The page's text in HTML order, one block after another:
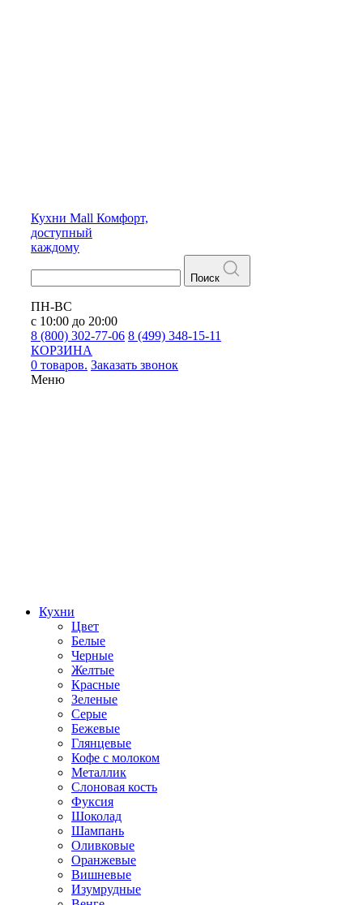
Кухни Mall Комфорт,
доступный
каждому
Поиск
ПН-ВС
с 10:00 до 20:00
8 (800) 302-77-06 8 (499) 348-15-11
КОРЗИНА
0 товаров. Заказать звонок
Меню
Кухни
Цвет
Белые
Черные
Желтые
Красные
Зеленые
Серые
Бежевые
Глянцевые
Кофе с молоком
Металлик
Слоновая кость
Фуксия
Шоколад
Шампань
Оливковые
Оранжевые
Вишневые
Изумрудные